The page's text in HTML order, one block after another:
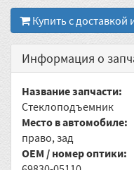
Купить с доставкой
Информация о
Название запчасти:
Стеклоподъемник
Место в автомобиле:
право, зад
OEM / номер оптики: